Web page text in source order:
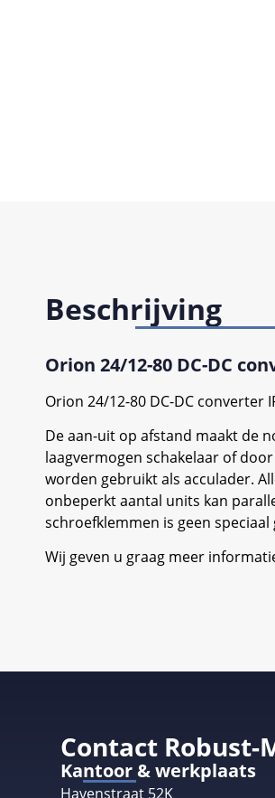
Beschrijving
Orion 24/12-80 DC-DC
Orion 24/12-80 DC-DC converter
De aan-uit op afstand maakt de
laagvermogen schakelaar of
worden gebruikt als acculader.
onbeperkt aantal units kan
schroefklemmen is geen
Wij geven u graag meer
Contact Robust-
Kantoor & werkplaats
Havenstraat 52K